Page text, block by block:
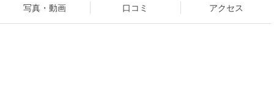
写真・動画 口コミ アクセス